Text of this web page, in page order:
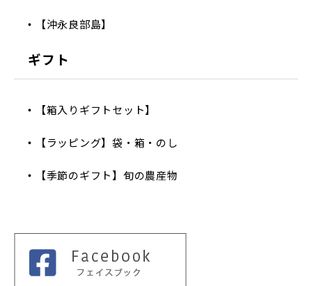
【沖永良部島】
ギフト
【箱入りギフトセット】
【ラッピング】袋・箱・のし
【季節のギフト】旬の農産物